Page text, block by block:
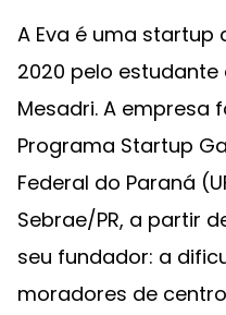
A Eva é uma
2020 pelo
Mesadri. A empresa
Programa Startup
Federal do Paraná
Sebrae/PR, a partir
seu fundador: a
moradores de